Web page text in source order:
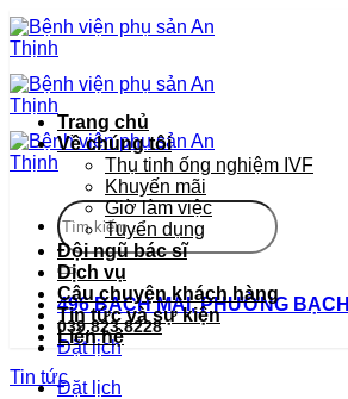
Bỏ
qua
nội
dung
496 BẠCH MAI, PHƯỜNG
039.823.8228
Đặt lịch
Đặt lịch
Trang chủ
Về chúng tôi
Thụ tinh ống nghiệm IVF
Khuyến mãi
Giờ làm việc
Tuyển dụng
Đội ngũ bác sĩ
Dịch vụ
Câu chuyện khách hàng
Tin tức và sự kiện
Liên hệ
Tin tức